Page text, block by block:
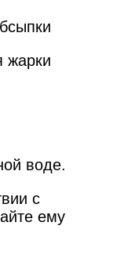
жарки
воде.
с
ему